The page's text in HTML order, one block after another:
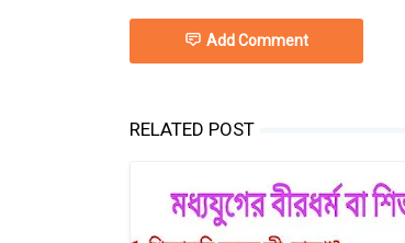
Add Comment
RELATED POST